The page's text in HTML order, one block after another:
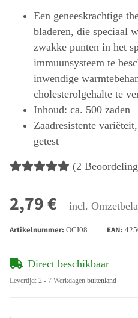
Een geneeskrachtige
bladeren, die speciaal
zwakke punten in het
immuunsysteem te
inwendige
cholesterolgehalte te
Inhoud: ca. 500 zaden
Zaadresistente
getest
(2
2,79 € incl.
Artikelnummer: OCI08 EAN:
Direct beschikbaar
Levertijd: 2 - 7 Werkdagen buitenland